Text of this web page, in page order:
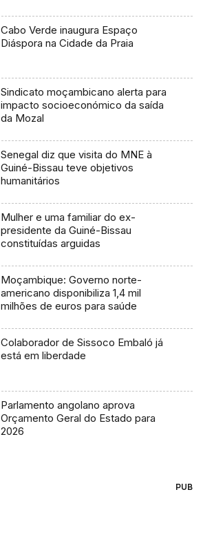
Cabo Verde inaugura Espaço
Diáspora na Cidade da Praia
Sindicato moçambicano alerta para
impacto socioeconómico da saída
da Mozal
Senegal diz que visita do MNE à
Guiné-Bissau teve objetivos
humanitários
Mulher e uma familiar do ex-
presidente da Guiné-Bissau
constituídas arguidas
Moçambique: Governo norte-
americano disponibiliza 1,4 mil
milhões de euros para saúde
Colaborador de Sissoco Embaló já
está em liberdade
Parlamento angolano aprova
Orçamento Geral do Estado para
2026
PUB